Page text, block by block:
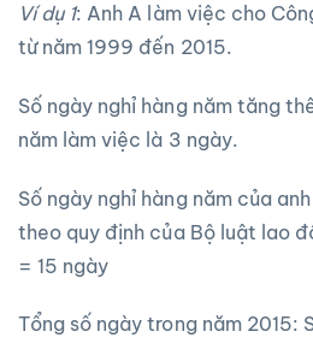
Ví dụ 1: Anh A làm việc cho
từ năm 1999 đến 2015.
Số ngày nghỉ hàng năm tăng
năm làm việc là 3 ngày.
Số ngày nghỉ hàng năm của
theo quy định của Bộ luật lao
= 15 ngày
Tổng số ngày trong năm 2015: